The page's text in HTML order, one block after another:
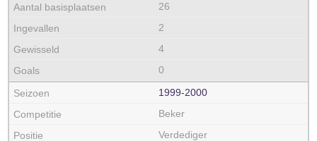
26
2
4
0
1999‑2000
Beker
Verdediger